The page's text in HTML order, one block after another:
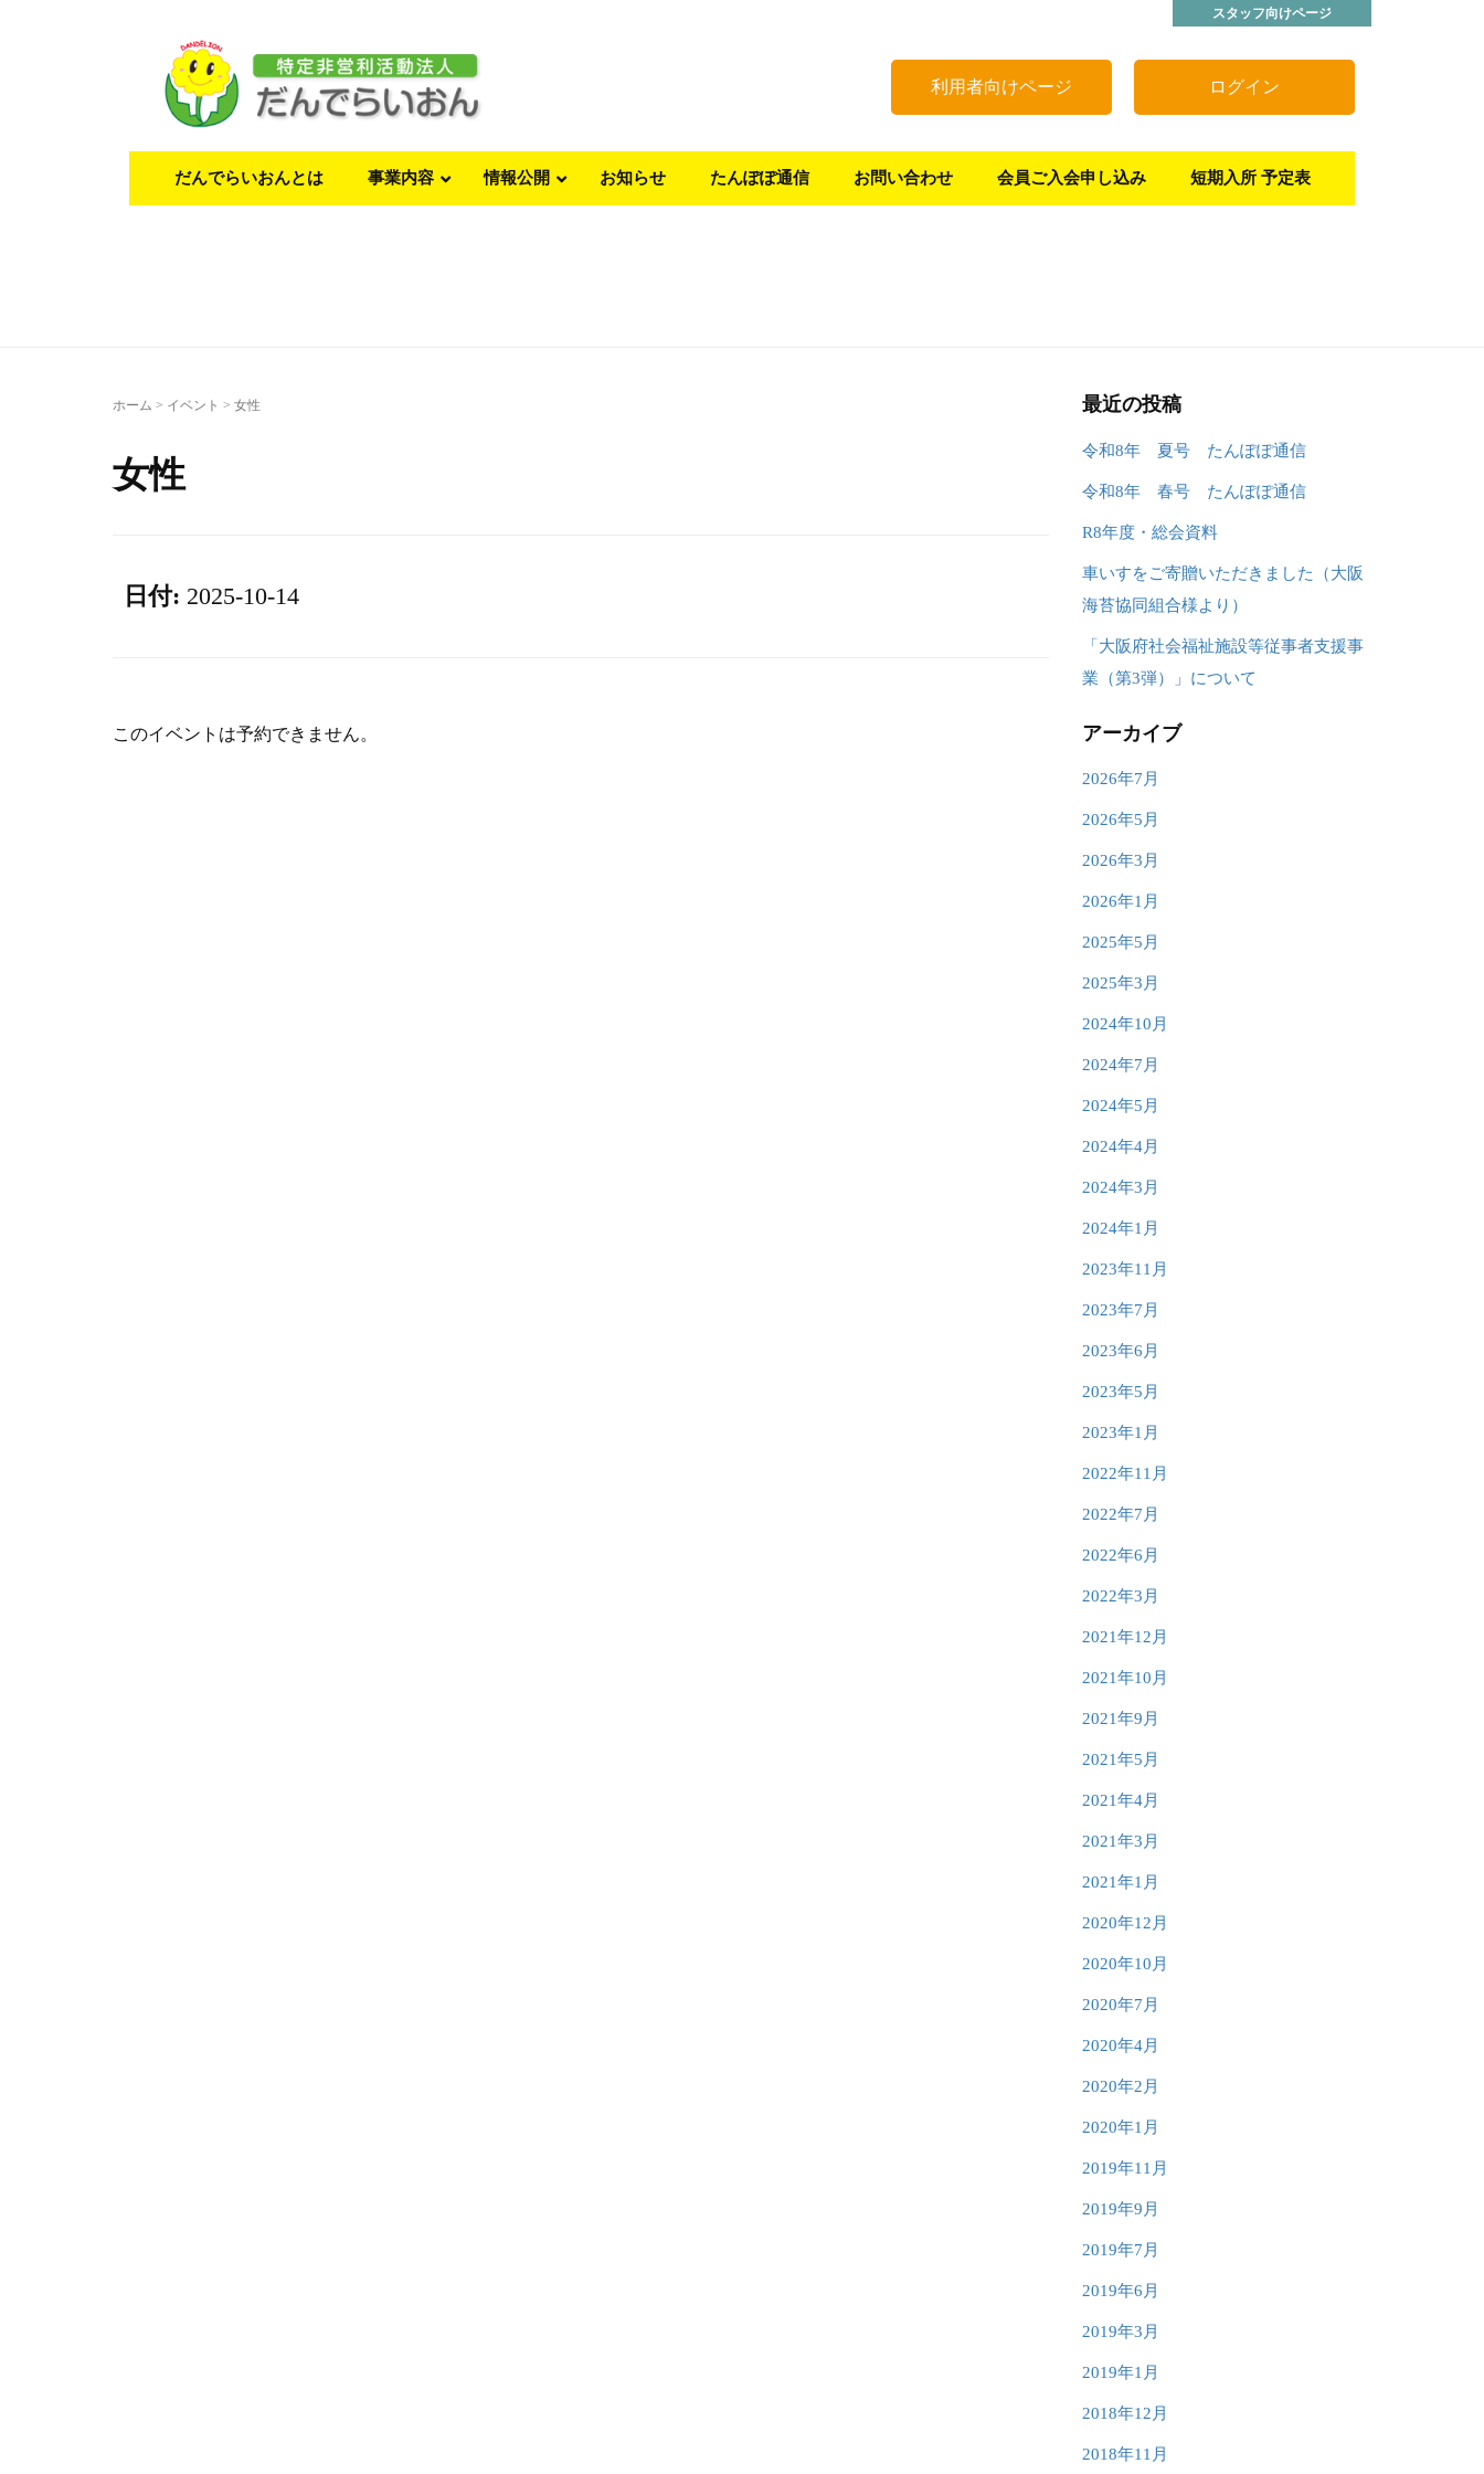
スタッフ向けページ
ログイン
利用者向けページ
だんでらいおんとは 事業内容 情報公開 お知らせ たんぽぽ通信 お問い合わせ 会員ご入会申し込み 短期入所 予定表
ホーム > イベント > 女性
女性
日付: 2025-10-14
このイベントは予約できません。
最近の投稿
令和8年 夏号 たんぽぽ通信
令和8年 春号 たんぽぽ通信
R8年度・総会資料
車いすをご寄贈いただきました（大阪
海苔協同組合様より）
「大阪府社会福祉施設等従事者支援事
業（第3弾）」について
アーカイブ
2026年7月
2026年5月
2026年3月
2026年1月
2025年5月
2025年3月
2024年10月
2024年7月
2024年5月
2024年4月
2024年3月
2024年1月
2023年11月
2023年7月
2023年6月
2023年5月
2023年1月
2022年11月
2022年7月
2022年6月
2022年3月
2021年12月
2021年10月
2021年9月
2021年5月
2021年4月
2021年3月
2021年1月
2020年12月
2020年10月
2020年7月
2020年4月
2020年2月
2020年1月
2019年11月
2019年9月
2019年7月
2019年6月
2019年3月
2019年1月
2018年12月
2018年11月